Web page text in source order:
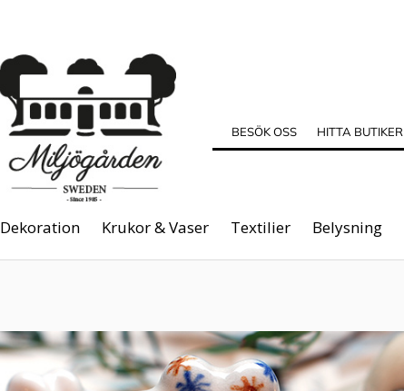
BESÖK OSS HITTA BUTIKER
Dekoration Krukor & Vaser Textilier Belysning